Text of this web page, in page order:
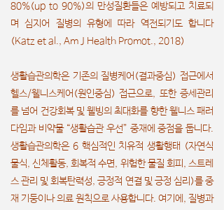
80%(up to 90%)의 만성질환들은 예방되고 치료되
며 심지어 질병의 유형에 따라 역전되기도 합니다
(Katz et al., Am J Health Promot., 2018)
생활습관의학은 기존의 질병케어(결과중심) 접근에서
헬스/웰니스케어(원인중심) 접근으로, 또한 증세관리
를 넘어 건강회복 및 웰빙의 최대화를 향한 웰니스 패러
다임과 비약물 “생활습관 우선” 중재에 중점을 둡니다.
생활습관의학은 6 핵심적인 치유적 생활행태 (자연식
물식, 신체활동, 회복적 수면, 위험한 물질 회피, 스트레
스 관리 및 회복탄력성, 긍정적 연결 및 긍정 심리)를 중
재 기둥이나 의료 원칙으로 사용합니다. 여기에, 질병과